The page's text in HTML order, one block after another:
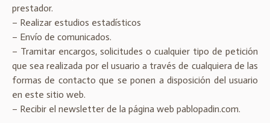
prestador.
– Realizar estudios estadísticos
– Envío de comunicados.
– Tramitar encargos, solicitudes o cualquier tipo de petición
que sea realizada por el usuario a través de cualquiera de las
formas de contacto que se ponen a disposición del usuario
en este sitio web.
– Recibir el newsletter de la página web pablopadin.com.